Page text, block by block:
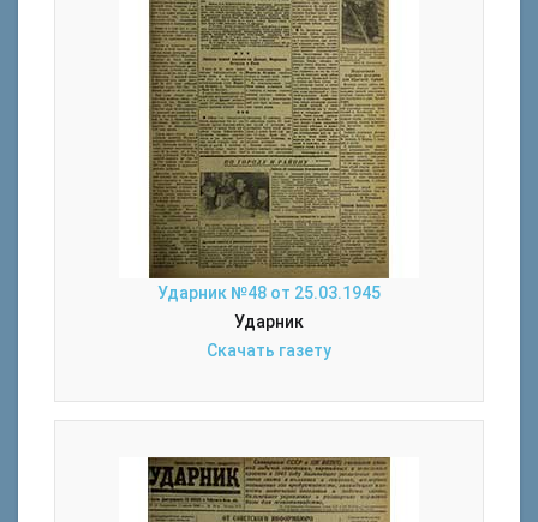
Ударник №48 от 25.03.1945
Ударник
Скачать газету